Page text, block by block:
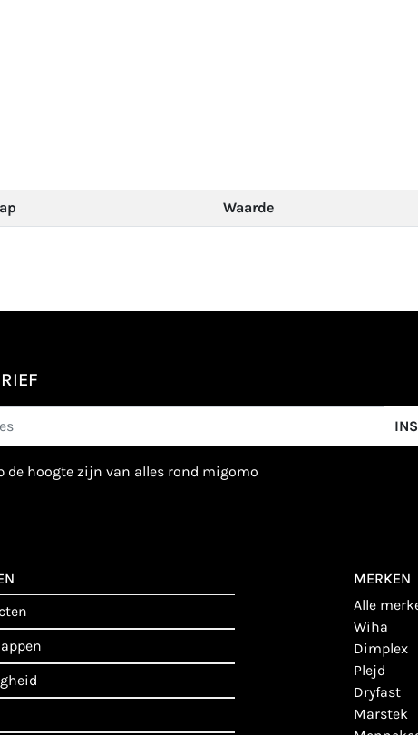
Waarde
de hoogte zijn van alles rond migomo
MERKEN
alle
wiha
dimplex
plejd
dryfast
marstek